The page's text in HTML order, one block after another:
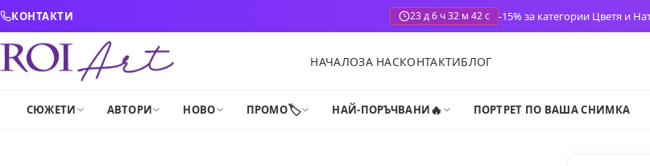
Skip to content
КОНТАКТИ 23 д 6 ч 32 м 40 с -15% за категории Цветя и
НАЧАЛОЗА НАСКОНТАКТИБЛОГ
СЮЖЕТИ АВТОРИ НОВО ПРОМО🏷️ НАЙ-ПОРЪЧВАНИ🔥 ПОРТРЕТ ПО ВАША СНИМКА